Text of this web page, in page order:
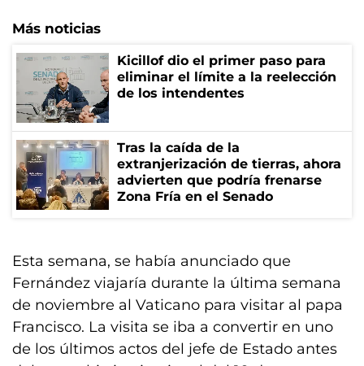
Más noticias
Kicillof dio el primer paso para
eliminar el límite a la reelección
de los intendentes
Tras la caída de la
extranjerización de tierras, ahora
advierten que podría frenarse
Zona Fría en el Senado
Esta semana, se había anunciado que
Fernández viajaría durante la última semana
de noviembre al Vaticano para visitar al papa
Francisco. La visita se iba a convertir en uno
de los últimos actos del jefe de Estado antes